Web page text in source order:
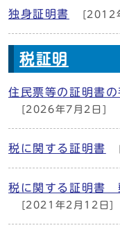
独身証明書 [2012
税証明
住民票等の証明書
[2026年7月2日]
税に関する証明書
税に関する証明書
[2021年2月12日]